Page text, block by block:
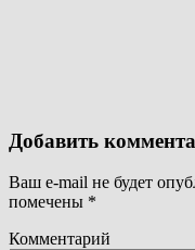
Добавить
Ваш e-mail не будет
помечены *
Комментарий